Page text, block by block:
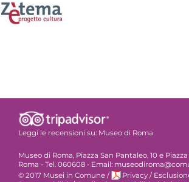
Leggi le recensioni su: Museo di Roma
Museo di Roma, Piazza San Pantaleo, 10 e
Roma - Tel. 060608 - Email:
© 2017 Musei in Comune / Privacy /